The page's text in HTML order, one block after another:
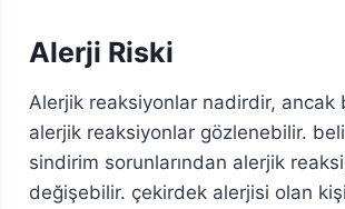
Alerji Riski
Alerjik reaksiyonlar nadirdir, ancak
alerjik reaksiyonlar gözlenebilir.
sindirim sorunlarından alerjik
değişebilir. çekirdek alerjisi olan